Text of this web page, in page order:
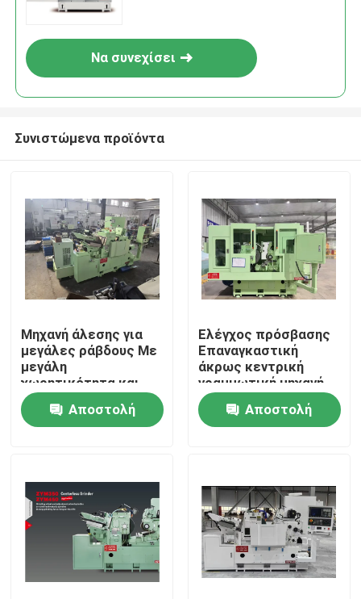
Σπίτι
Προϊόντα
Να συνεχίσει
Συνιστώμενα προϊόντα
Μηχανή άλεσης για
μεγάλες ράβδους Με
μεγάλη
χωρητικότητα και
ανθεκτικό πλαίσιο
που εξασφαλίζει
σταθερή λειτουργία
Αποστολή
Ελέγχος πρόσβασης
Επαναγκαστική
άκρως κεντρική
γραμμωτική μηχανή
με ισχυρή κατασκευή
και δυνατότητες
γραμμώσεως για
Αποστολή